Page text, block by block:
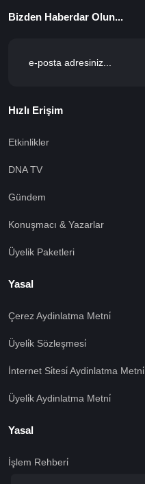
Bizden Haberdar Olun...
Hızlı Erişim
Etkinlikler
DNA TV
Gündem
Konuşmacı & Yazarlar
Üyelik Paketleri
Yasal
Çerez Aydinlatma Metni̇
Üyeli̇k Sözleşmesi̇
İnternet Si̇tesi̇ Aydinlatma Metni̇
Üyeli̇k Aydinlatma Metni̇
Yasal
İşlem Rehberi̇